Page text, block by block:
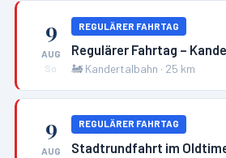
9
AUG
So
REGULÄRER FAHRTAG
Regulärer Fahrtag –
🚂 Kandertalbahn · 25 km
9
AUG
REGULÄRER FAHRTAG
Stadtrundfahrt im